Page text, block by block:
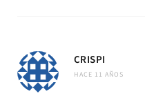
CRISPI
HACE 11 AÑOS